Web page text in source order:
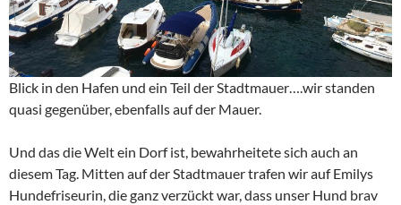
Blick in den Hafen und ein Teil der Stadtmauer….wir standen
quasi gegenüber, ebenfalls auf der Mauer.
Und das die Welt ein Dorf ist, bewahrheitete sich auch an
diesem Tag. Mitten auf der Stadtmauer trafen wir auf Emilys
Hundefriseurin, die ganz verzückt war, dass unser Hund brav